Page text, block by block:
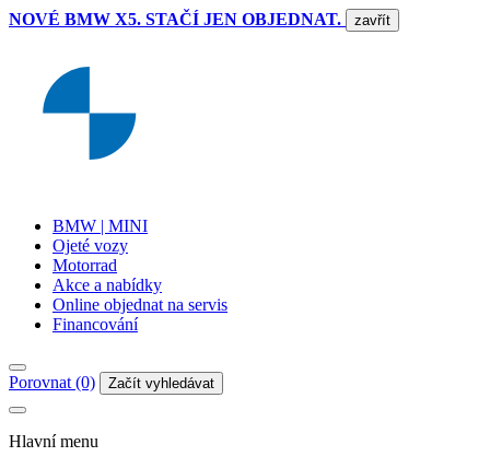
NOVÉ BMW X5. STAČÍ JEN OBJEDNAT. zavřít
BMW | MINI
Ojeté vozy
Motorrad
Akce a nabídky
Online objednat na servis
Financování
Porovnat (0) Začít vyhledávat
Hlavní menu